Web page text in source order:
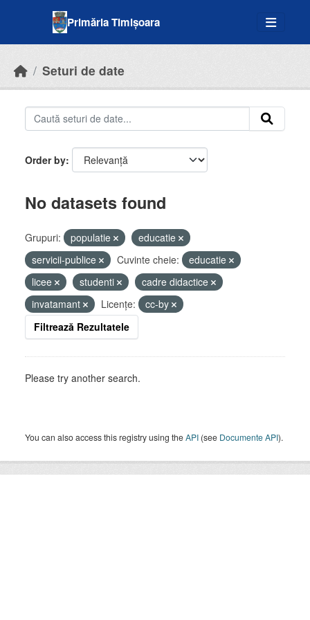
Primăria Timișoara
Seturi de date
Order by
No datasets found
Grupuri: populatie
educatie
servicii-publice
Cuvinte cheie:
educatie
licee
studenti
cadre didactice
invatamant
Licenţe:
cc-by
Filtrează Rezultatele
Please try another search.
You can also access this registry using theAPI (see Documente API).